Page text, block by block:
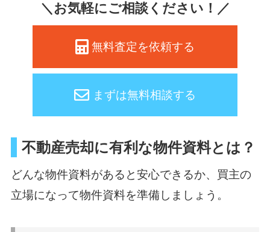
＼お気軽にご相談ください！／
無料査定を依頼する
まずは無料相談する
不動産売却に有利な物件資料とは？
どんな物件資料があると安心できるか、買主の
立場になって物件資料を準備しましょう。